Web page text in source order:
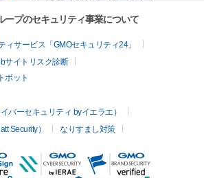
ープのセキュリティ事業について
サービス「GMOセキュリティ24」
サイトリスク診断
ボット
バーセキュリティ byイエラエ）
Security）
なりすまし対策